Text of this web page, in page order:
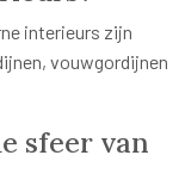
interieurs zijn
vouwgordijnen
sfeer van